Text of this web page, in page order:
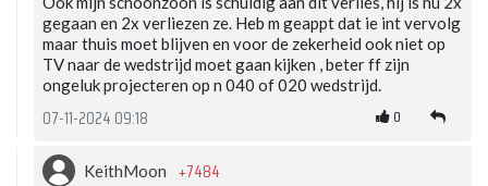
gegaan en 2x verliezen ze. Heb m geappt dat ie int vervolg
maar thuis moet blijven en voor de zekerheid ook niet op
TV naar de wedstrijd moet gaan kijken , beter ff zijn
ongeluk projecteren op n 040 of 020 wedstrijd.
07-11-2024 09:18 0
KeithMoon +7484